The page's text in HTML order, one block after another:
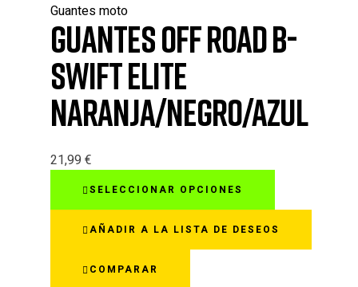
Guantes moto
GUANTES OFF ROAD B-
SWIFT ELITE
NARANJA/NEGRO/AZUL
21,99 €
SELECCIONAR OPCIONES
múltiples
variantes.
AÑADIR A LA LISTA DE DESEOS
COMPARAR